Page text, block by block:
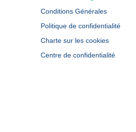
Conditions Générales
Politique de confidentialité
Charte sur les cookies
Centre de confidentialité